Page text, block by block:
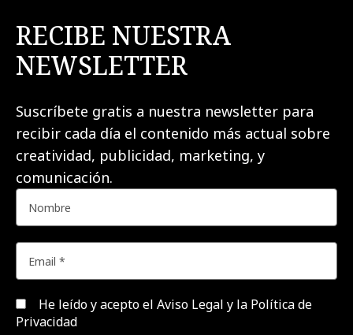
RECIBE NUESTRA
NEWSLETTER
Suscríbete gratis a nuestra newsletter para
recibir cada día el contenido más actual sobre
creatividad, publicidad, marketing, y
comunicación.
He leído y acepto el Aviso Legal y la Política de
Privacidad